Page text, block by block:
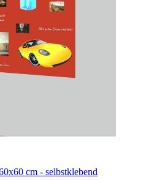
cm - selbstklebend